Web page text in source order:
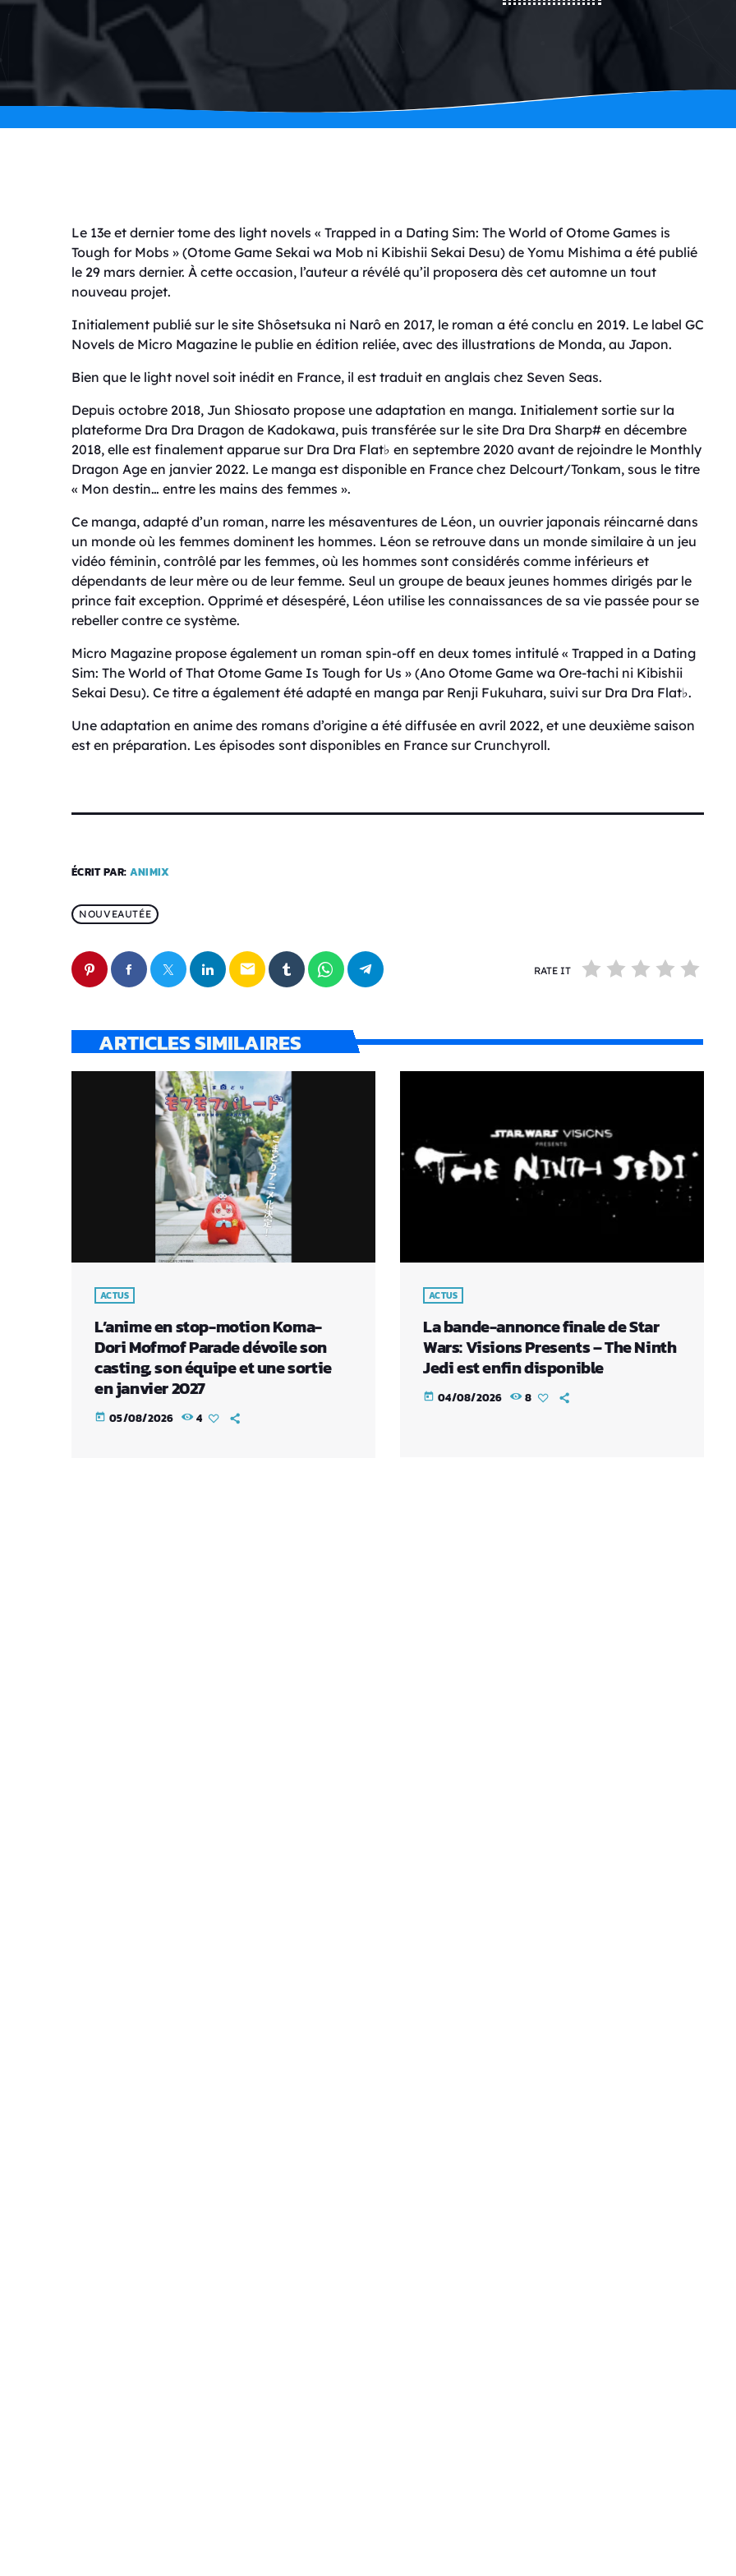
Le 13e et dernier tome des light novels « Trapped in a Dating Sim: The World of Otome Games is
Tough for Mobs » (Otome Game Sekai wa Mob ni Kibishii Sekai Desu) de Yomu Mishima a été publié
le 29 mars dernier. À cette occasion, l’auteur a révélé qu’il proposera dès cet automne un tout
nouveau projet.
Initialement publié sur le site Shôsetsuka ni Narô en 2017, le roman a été conclu en 2019. Le label GC
Novels de Micro Magazine le publie en édition reliée, avec des illustrations de Monda, au Japon.
Bien que le light novel soit inédit en France, il est traduit en anglais chez Seven Seas.
Depuis octobre 2018, Jun Shiosato propose une adaptation en manga. Initialement sortie sur la
plateforme Dra Dra Dragon de Kadokawa, puis transférée sur le site Dra Dra Sharp# en décembre
2018, elle est finalement apparue sur Dra Dra Flat♭ en septembre 2020 avant de rejoindre le Monthly
Dragon Age en janvier 2022. Le manga est disponible en France chez Delcourt/Tonkam, sous le titre
« Mon destin… entre les mains des femmes ».
Ce manga, adapté d’un roman, narre les mésaventures de Léon, un ouvrier japonais réincarné dans
un monde où les femmes dominent les hommes. Léon se retrouve dans un monde similaire à un jeu
vidéo féminin, contrôlé par les femmes, où les hommes sont considérés comme inférieurs et
dépendants de leur mère ou de leur femme. Seul un groupe de beaux jeunes hommes dirigés par le
prince fait exception. Opprimé et désespéré, Léon utilise les connaissances de sa vie passée pour se
rebeller contre ce système.
Micro Magazine propose également un roman spin-off en deux tomes intitulé « Trapped in a Dating
Sim: The World of That Otome Game Is Tough for Us » (Ano Otome Game wa Ore-tachi ni Kibishii
Sekai Desu). Ce titre a également été adapté en manga par Renji Fukuhara, suivi sur Dra Dra Flat♭.
Une adaptation en anime des romans d’origine a été diffusée en avril 2022, et une deuxième saison
est en préparation. Les épisodes sont disponibles en France sur Crunchyroll.
ÉCRIT PAR: ANIMIX
NOUVEAUTÉE
email RATE IT
ARTICLES SIMILAIRES
ACTUS
L’anime en stop-motion Koma-
Dori Mofmof Parade dévoile son
casting, son équipe et une sortie
en janvier 2027
today 05/08/2026 4
ACTUS
La bande-annonce finale de Star
Wars: Visions Presents – The Ninth
Jedi est enfin disponible
today 04/08/2026 8